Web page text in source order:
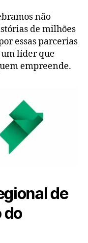
não
de milhões
essas parcerias
líder que
empreende.
de
do